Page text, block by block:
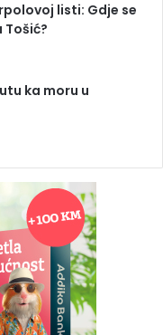
listi: Gdje se
Tošić?
ka moru u